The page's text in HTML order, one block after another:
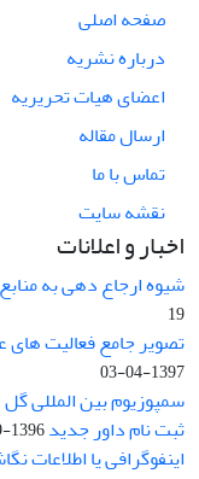
صفحه اصلی
درباره نشریه
اعضای هیات تحریریه
ارسال مقاله
تماس با ما
نقشه سایت
اخبار و اعلانات
شیوه ارجاع دهی به
19
تصویر جامع فعالیت
1397-04-03
سمپوزیوم بین المللی
ثبت نام داور جدید1396-09-27
اینفوگرافی یا اطلاعات